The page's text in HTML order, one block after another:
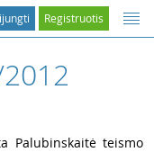
Registruotis
Palubinskaitė teismo